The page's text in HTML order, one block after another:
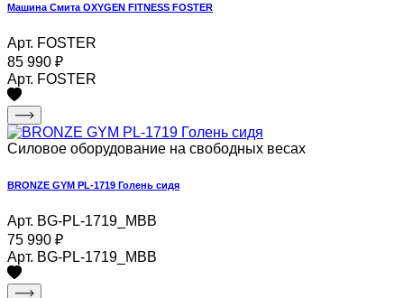
Машина Смита OXYGEN FITNESS FOSTER
Арт. FOSTER
85 990 ₽
Арт. FOSTER
Силовое оборудование на свободных весах
BRONZE GYM PL-1719 Голень сидя
Арт. BG-PL-1719_MBB
75 990 ₽
Арт. BG-PL-1719_MBB